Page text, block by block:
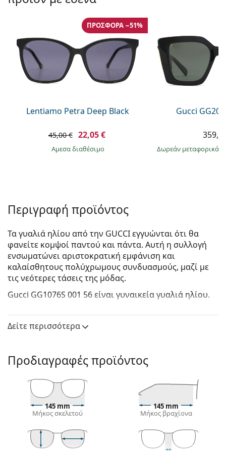
Persol
Όλες οι μάρκες
Lentiamo Petra Deep Black
ΠΡΟΣΦΟΡΆ −51%
45,00 € 22,05 €
άμεσα διαθέσιμο
Gucci
Δωρεάν μεταφορικά
Περιγραφή προϊόντος
Τα γυαλιά ηλίου από την GUCCI εγγυώνται ότι θα
φανείτε κομψοί παντού και πάντα. Αυτή η συλλογή
ενσωματώνει αριστοκρατική εμφάνιση και
καλαίσθητους πολύχρωμους συνδυασμούς, μαζί με
τις νεότερες τάσεις της μόδας.
Gucci GG1076S 001 56είναι γυναικεία γυαλιά ηλίου.
με τη λειτουργία του Εικονικού καθρέφτη του
Lentiamo.
Το μαύρο χρώμα του σκελετού ταιριάζει απόλυτα
με το δροσερό χρώμα του δέρματος και τα ανοιχτά
ξανθά, ανοιχτά καφέ ή μαύρα μαλλιά.
Οι τετράγωνοι σκελετοί γυαλιών ηλίου
ιδανική επιλογή για όσους έχουν στρογγυλό, οβάλ
Ο σκελετός των γυαλιών ηλίου είναι
κατασκευασμένος από συνδυασμό μετάλλου και
Δείτε περισσότερα
Προδιαγραφές προϊόντος
145 mm
Μήκος σκελετού
145 mm
Μήκος βραχίονα